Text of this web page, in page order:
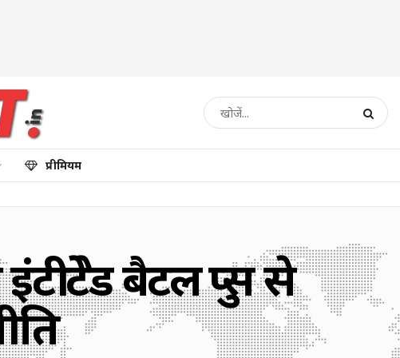
प्रीमियम
बैटल ग्रुप्स से